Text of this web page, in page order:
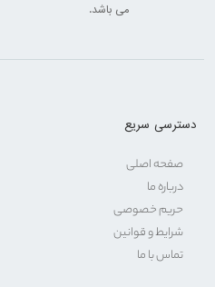
می باشد.
دسترسی سریع
صفحه اصلی
درباره ما
حریم خصوصی
شرایط و قوانین
تماس با ما